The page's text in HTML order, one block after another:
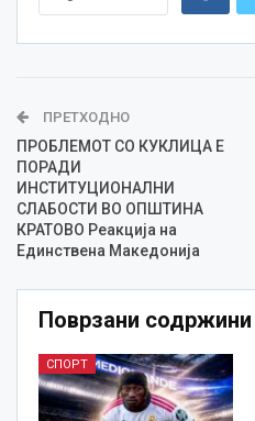
ПРЕТХОДНО
ПРОБЛЕМОТ СО КУКЛИЦА Е
ПОРАДИ
ИНСТИТУЦИОНАЛНИ
СЛАБОСТИ ВО ОПШТИНА
КРАТОВО Реакција на
Единствена Македонија
Поврзани содржини
СПОРТ